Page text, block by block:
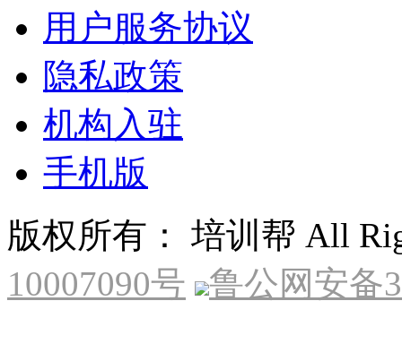
用户服务协议
隐私政策
机构入驻
手机版
版权所有： 培训帮 All
10007090号
鲁公网安备